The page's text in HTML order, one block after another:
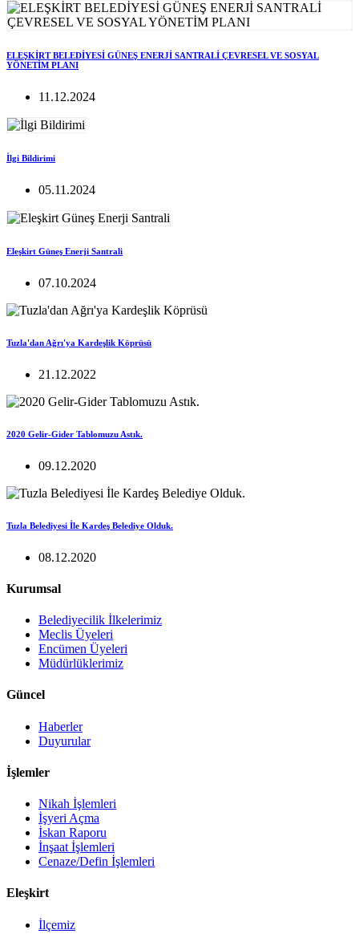
ELEŞKİRT BELEDİYESİ GÜNEŞ ENERJİ SANTRALİ ÇEVRESEL VE SOSYAL
YÖNETİM PLANI
11.12.2024
İlgi Bildirimi
05.11.2024
Eleşkirt Güneş Enerji Santrali
07.10.2024
Tuzla'dan Ağrı'ya Kardeşlik Köprüsü
21.12.2022
2020 Gelir-Gider Tablomuzu Astık.
09.12.2020
Tuzla Belediyesi İle Kardeş Belediye Olduk.
08.12.2020
Kurumsal
Belediyecilik İlkelerimiz
Meclis Üyeleri
Encümen Üyeleri
Müdürlüklerimiz
Güncel
Haberler
Duyurular
İşlemler
Nikah İşlemleri
İşyeri Açma
İskan Raporu
İnşaat İşlemleri
Cenaze/Defin İşlemleri
Eleşkirt
İlçemiz